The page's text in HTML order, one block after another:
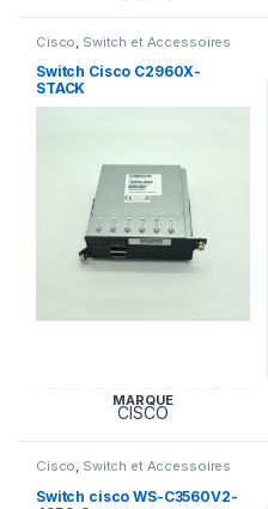
Cisco Switch et Accessoires
Cisco
Switch Cisco C2960X-
STACK
MARQUE
CISCO
Cisco, Switch et Accessoires
Switch cisco WS-C3560V2-